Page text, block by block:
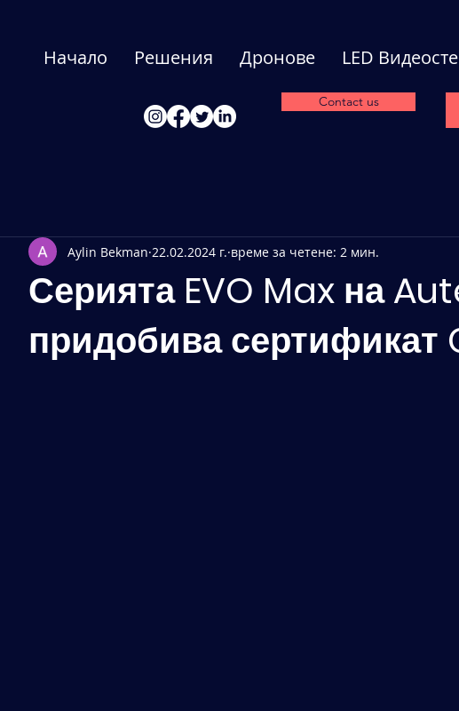
Начало Решения Дронове LED
Contact us
Серията EVO Max на
придобива сертификат
Aylin Bekman 22.02.2024 г. време за четене: 2 мин.